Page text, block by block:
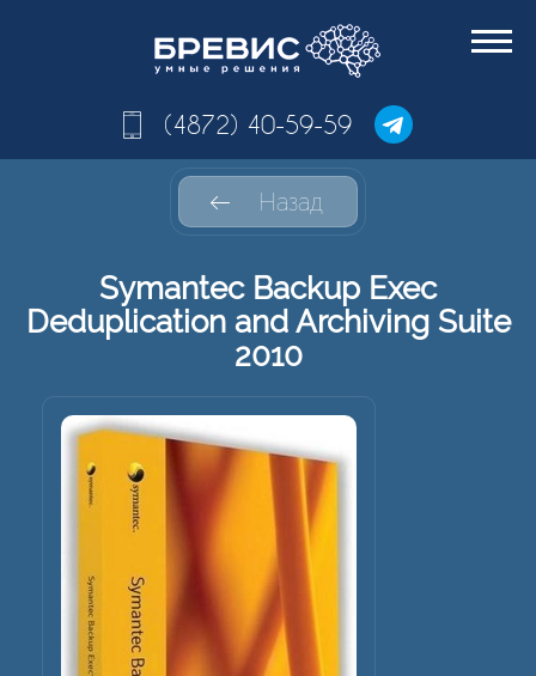
(4872) 40-59-59
Назад
Symantec Backup Exec
Deduplication and Archiving Suite
2010